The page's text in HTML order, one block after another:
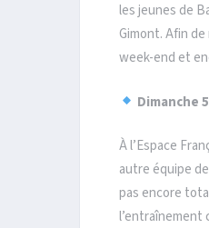
les jeunes de
Gimont. Afin
week-end et
Dimanche
À l’Espace
autre équipe
pas encore
l’entraînement